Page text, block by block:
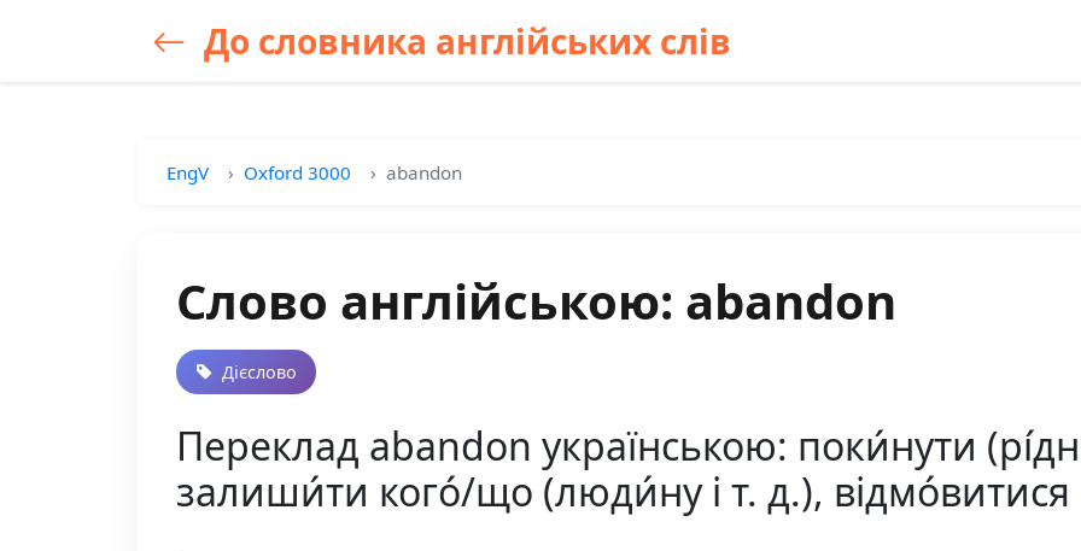
До словника англійських слів
EngV Oxford 3000 abandon
Слово англійською: abandon
Дієслово
Переклад abandon українською: поки́нути
залиши́ти кого́/що (люди́ну і т. д.), відмо́витися